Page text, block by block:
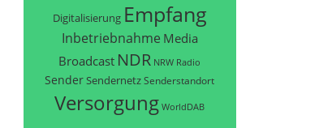
Digitalisierung Empfang
Inbetriebnahme Media
Broadcast NDR NRW Radio
SenderSendernetzSenderstandort
Versorgung WorldDAB